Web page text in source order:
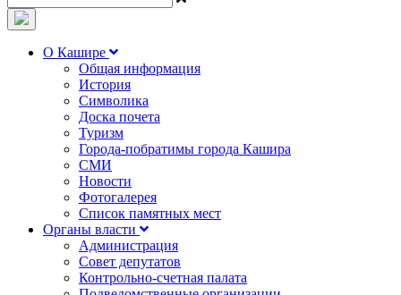
О Кашире
Общая информация
История
Символика
Доска почета
Туризм
Города-побратимы города Кашира
СМИ
Новости
Фотогалерея
Список памятных мест
Органы власти
Администрация
Совет депутатов
Контрольно-счетная палата